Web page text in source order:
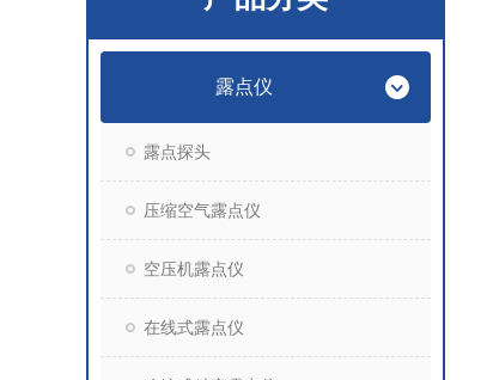
露点仪
露点探头
压缩空气露点仪
空压机露点仪
在线式露点仪